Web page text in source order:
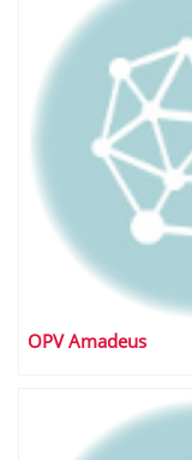
OPV Amadeus